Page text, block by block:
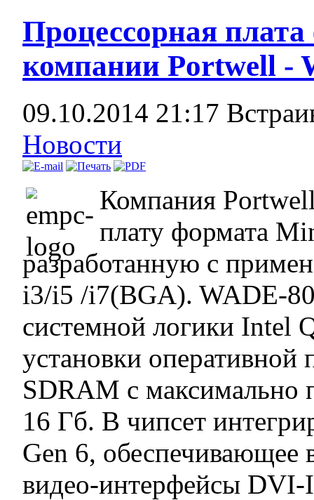
Процессорная
компании Portwell -
09.10.2014 21:17
Новости
Компания
плату формата
разработанную с
i3/i5 /i7(BGA). WADE-
системной логики Intel
установки
SDRAM с
16 Гб. В чипсет
Gen 6, обеспечивающее
видео-интерфейсы